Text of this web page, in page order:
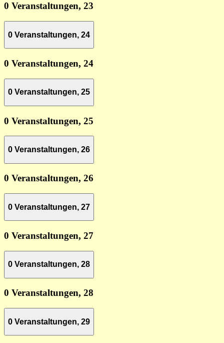
0 Veranstaltungen, 23
0 Veranstaltungen, 24
0 Veranstaltungen, 24
0 Veranstaltungen, 25
0 Veranstaltungen, 25
0 Veranstaltungen, 26
0 Veranstaltungen, 26
0 Veranstaltungen, 27
0 Veranstaltungen, 27
0 Veranstaltungen, 28
0 Veranstaltungen, 28
0 Veranstaltungen, 29